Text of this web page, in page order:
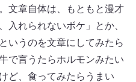
文章自体は、もともと漫才
入れられないボケ」とか、
いうのを文章にしてみたら
言うたらホルモンみたい
ど、食ってみたらうまい